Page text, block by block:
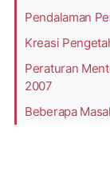
Pendalaman
Kreasi
Peraturan
2007
Beberapa